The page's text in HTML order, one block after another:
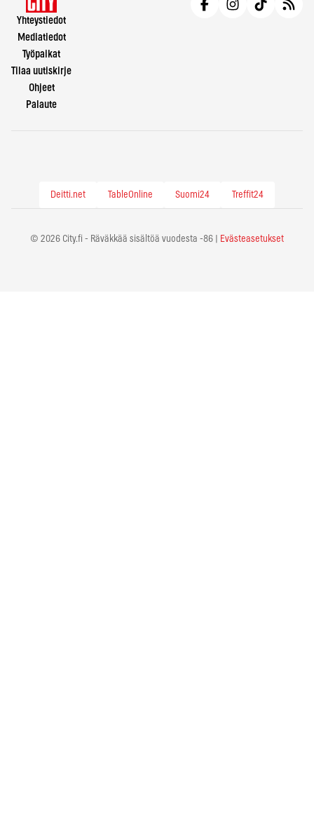
Yhteystiedot
Mediatiedot
Työpaikat
Tilaa uutiskirje
Ohjeet
Palaute
Deitti.net TableOnline Suomi24 Treffit24
© 2026 City.fi - Räväkkää sisältöä vuodesta -86 | Evästeasetukset